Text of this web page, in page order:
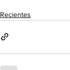
Recientes